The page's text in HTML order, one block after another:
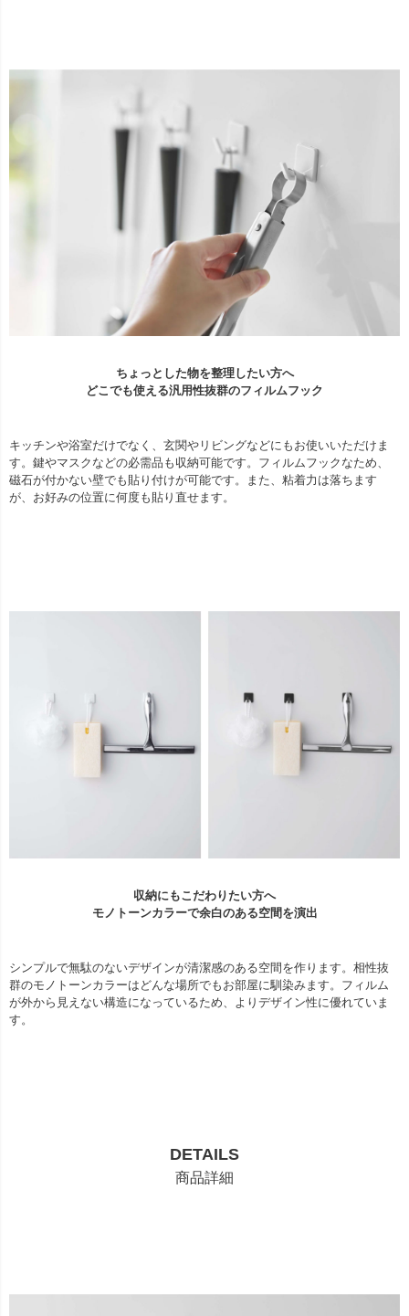
ちょっとした物を整理したい方へ
どこでも使える汎用性抜群のフィルムフック
キッチンや浴室だけでなく、玄関やリビングなどにもお使いいただけま
す。鍵やマスクなどの必需品も収納可能です。フィルムフックなため、
磁石が付かない壁でも貼り付けが可能です。また、粘着力は落ちます
が、お好みの位置に何度も貼り直せます。
収納にもこだわりたい方へ
モノトーンカラーで余白のある空間を演出
シンプルで無駄のないデザインが清潔感のある空間を作ります。相性抜
群のモノトーンカラーはどんな場所でもお部屋に馴染みます。フィルム
が外から見えない構造になっているため、よりデザイン性に優れていま
す。
DETAILS
商品詳細